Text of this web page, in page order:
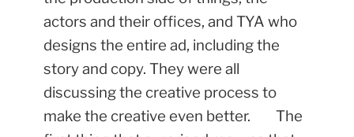
actors and their offices, and TYA who
designs the entire ad, including the
story and copy. They were all
discussing the creative process to
make the creative even better.
The